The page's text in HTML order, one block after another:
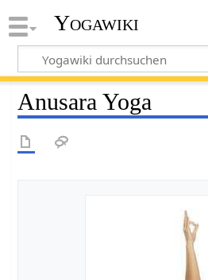
Yogawiki
Anusara Yoga